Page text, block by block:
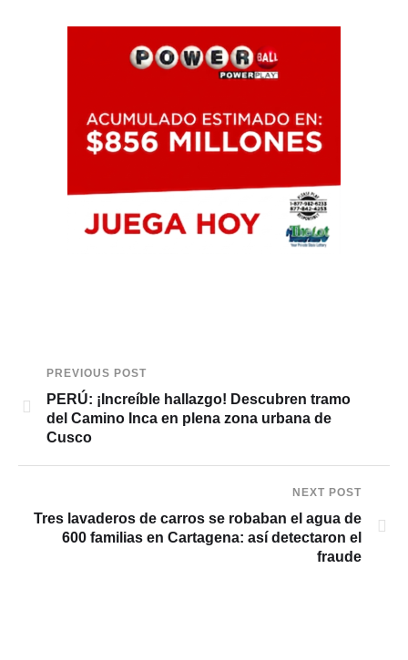
PREVIOUS POST
PERÚ: ¡Increíble hallazgo! Descubren tramo
del Camino Inca en plena zona urbana de
Cusco
NEXT POST
Tres lavaderos de carros se robaban el agua de
600 familias en Cartagena: así detectaron el
fraude